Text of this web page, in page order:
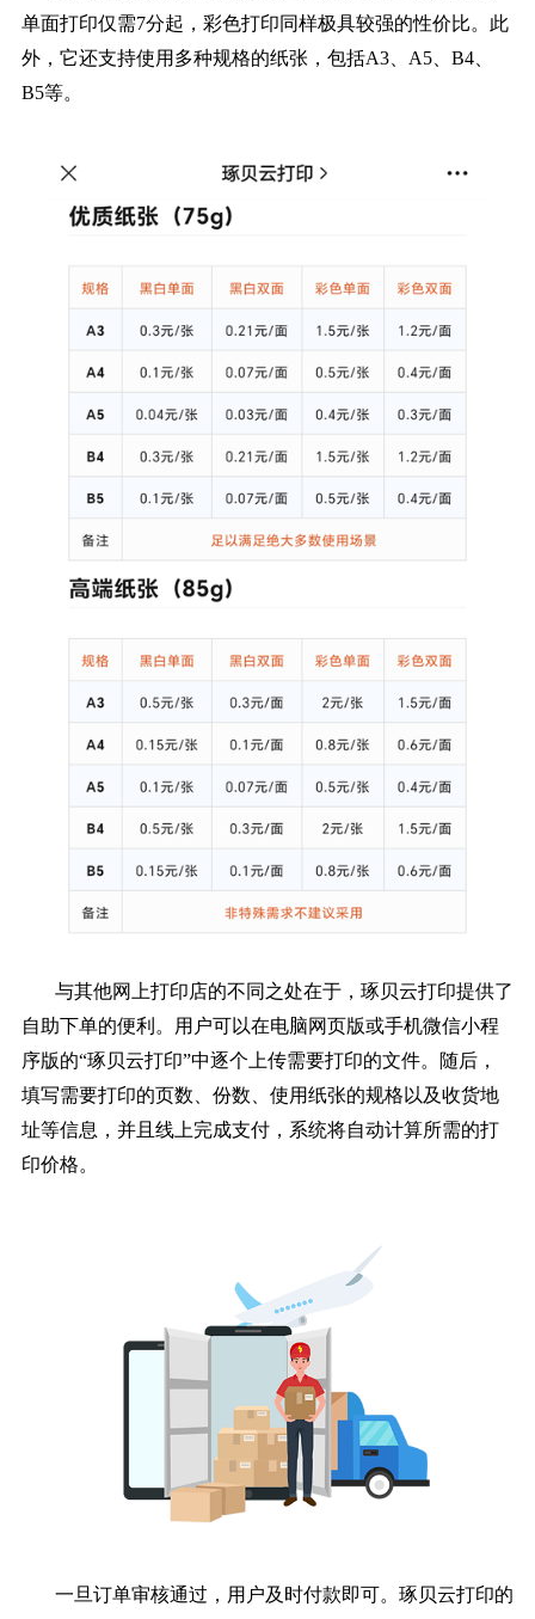
单面打印仅需7分起，彩色打印同样极具较强的性价比。此
外，它还支持使用多种规格的纸张，包括A3、A5、B4、
B5等。
与其他网上打印店的不同之处在于，琢贝云打印提供了
自助下单的便利。用户可以在电脑网页版或手机微信小程
序版的“琢贝云打印”中逐个上传需要打印的文件。随后，
填写需要打印的页数、份数、使用纸张的规格以及收货地
址等信息，并且线上完成支付，系统将自动计算所需的打
印价格。
一旦订单审核通过，用户及时付款即可。琢贝云打印的